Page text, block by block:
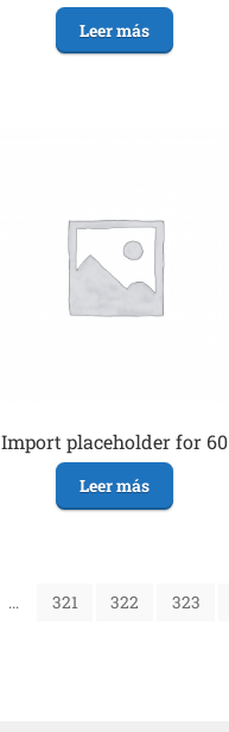
Leer más
Import placeholder for 60
Leer más
… 321 322 323